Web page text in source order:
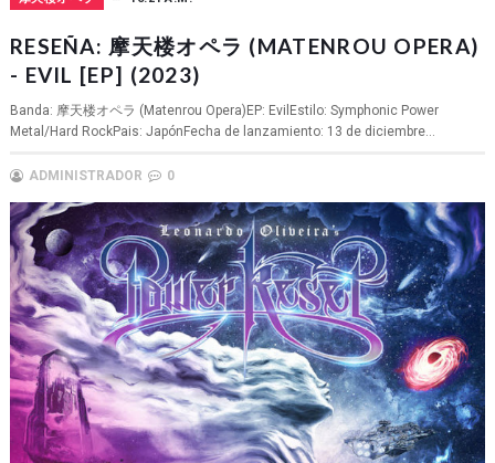
RESEÑA: 摩天楼オペラ (MATENROU OPERA)
- EVIL [EP] (2023)
Banda: 摩天楼オペラ (Matenrou Opera)EP: EvilEstilo: Symphonic Power
Metal/Hard RockPais: JapónFecha de lanzamiento: 13 de diciembre...
ADMINISTRADOR 0